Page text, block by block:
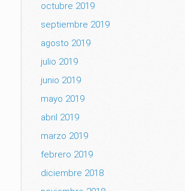
octubre 2019
septiembre 2019
agosto 2019
julio 2019
junio 2019
mayo 2019
abril 2019
marzo 2019
febrero 2019
diciembre 2018